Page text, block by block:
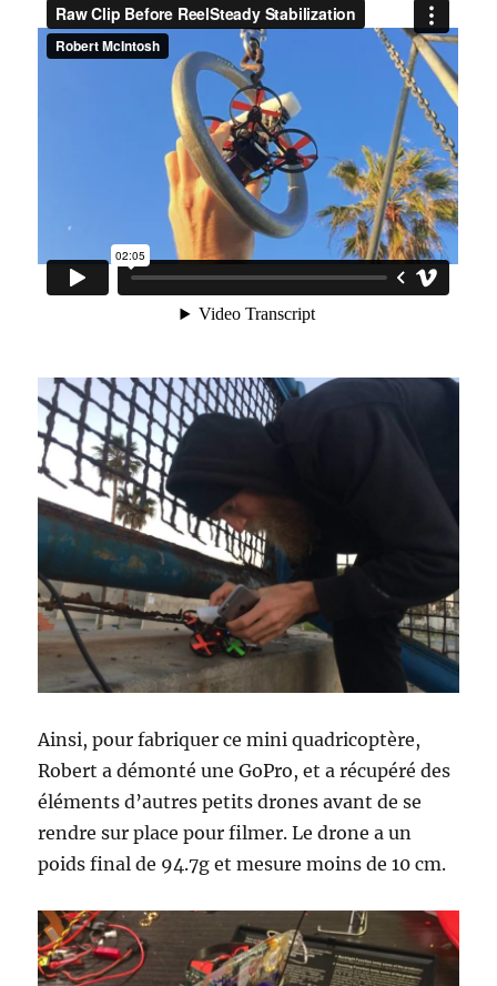
Ainsi, pour fabriquer ce mini quadricoptère,
Robert a démonté une GoPro, et a récupéré des
éléments d’autres petits drones avant de se
rendre sur place pour filmer. Le drone a un
poids final de 94.7g et mesure moins de 10 cm.